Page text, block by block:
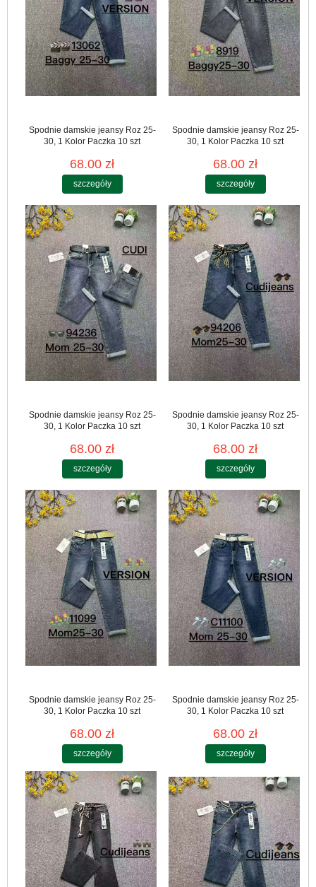
Spodnie damskie jeansy Roz 25-
30, 1 Kolor Paczka 10 szt
68.00 zł
szczegóły
Spodnie damskie jeansy Roz 25-
30, 1 Kolor Paczka 10 szt
68.00 zł
szczegóły
Spodnie damskie jeansy Roz 25-
30, 1 Kolor Paczka 10 szt
68.00 zł
szczegóły
Spodnie damskie jeansy Roz 25-
30, 1 Kolor Paczka 10 szt
68.00 zł
szczegóły
Spodnie damskie jeansy Roz 25-
30, 1 Kolor Paczka 10 szt
68.00 zł
szczegóły
Spodnie damskie jeansy Roz 25-
30, 1 Kolor Paczka 10 szt
68.00 zł
szczegóły